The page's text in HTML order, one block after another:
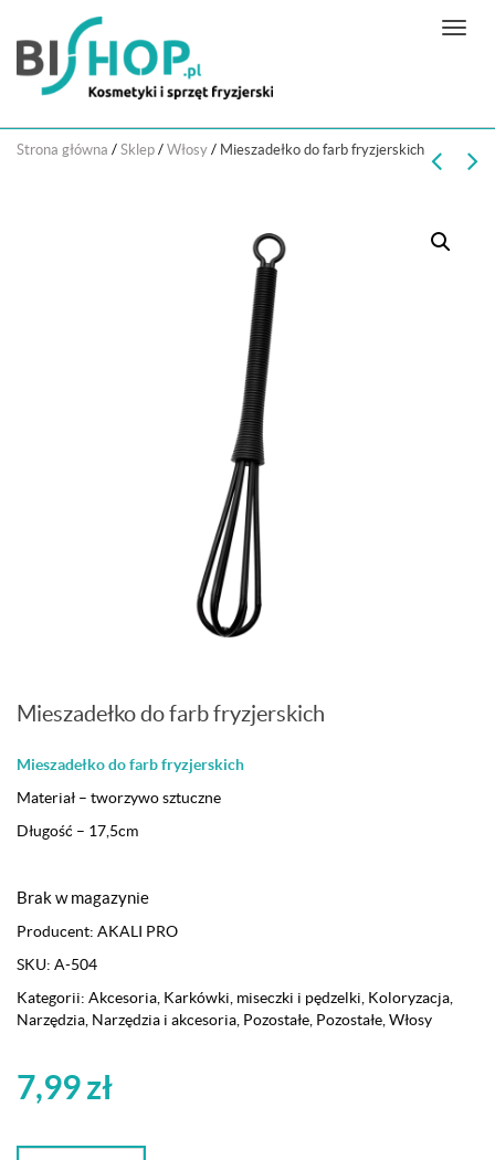
N
g
Strona główna / Sklep / Włosy / Mieszadełko do farb fryzjerskich
Mieszadełko do farb fryzjerskich
Mieszadełko do farb fryzjerskich
Materiał – tworzywo sztuczne
Długość – 17,5cm
Brak w magazynie
Producent: AKALI PRO
SKU: A-504
Kategorii: Akcesoria Karkówki, miseczki i pędzelki Koloryzacja
Narzędzia Narzędzia i akcesoria Pozostałe Pozostałe Włosy
7,99zł